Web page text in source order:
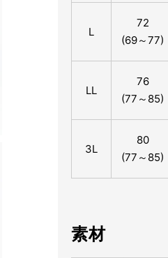
L
72
(69～77)
LL
76
(77～85)
3L
80
(77～85)
素材